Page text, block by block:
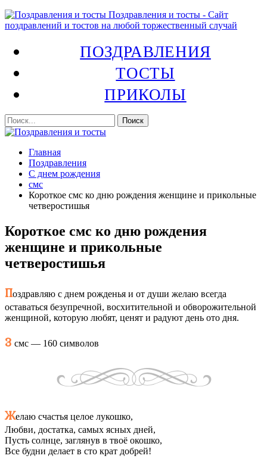
Поздравления и тосты - Сайт
поздравлений и тостов на любой торжественный случай
ПОЗДРАВЛЕНИЯ
ТОСТЫ
ПРИКОЛЫ
Главная
Поздравления
С днем рождения
смс
Короткое смс ко дню рождения женщине и прикольные
четверостишья
Короткое смс ко дню рождения
женщине и прикольные
четверостишья
Поздравляю с днем рожденья и от души желаю всегда
оставаться безупречной, восхитительной и обворожительной
женщиной, которую любят, ценят и радуют день ото дня.
3 смс — 160 символов
Желаю счастья целое лукошко,
Любви, достатка, самых ясных дней,
Пусть солнце, заглянув в твоё окошко,
Все будни делает в сто крат добрей!